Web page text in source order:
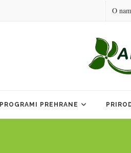
O
PROGRAMI PREHRANE